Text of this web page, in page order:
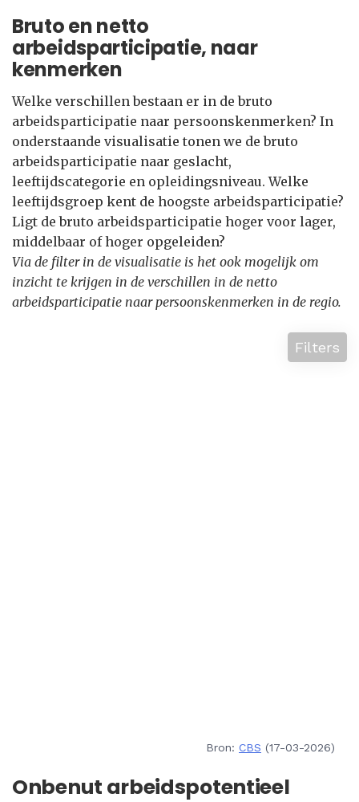
Bruto en netto
arbeidsparticipatie, naar
kenmerken
Welke verschillen bestaan er in de bruto
arbeidsparticipatie naar persoonskenmerken? In
onderstaande visualisatie tonen we de bruto
arbeidsparticipatie naar geslacht,
leeftijdscategorie en opleidingsniveau. Welke
leeftijdsgroep kent de hoogste arbeidsparticipatie?
Ligt de bruto arbeidsparticipatie hoger voor lager,
middelbaar of hoger opgeleiden?
Via de filter in de visualisatie is het ook mogelijk om
inzicht te krijgen in de verschillen in de netto
arbeidsparticipatie naar persoonskenmerken in de regio.
Filters
Bron: CBS (17-03-2026)
Onbenut arbeidspotentieel